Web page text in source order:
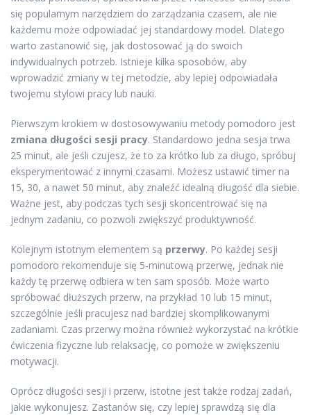
się popularnym narzędziem do zarządzania czasem, ale nie
każdemu może odpowiadać jej standardowy model. Dlatego
warto zastanowić się, jak dostosować ją do swoich
indywidualnych potrzeb. Istnieje kilka sposobów, aby
wprowadzić zmiany w tej metodzie, aby lepiej odpowiadała
twojemu stylowi pracy lub nauki.
Pierwszym krokiem w dostosowywaniu metody pomodoro jest
zmiana długości sesji pracy. Standardowo jedna sesja trwa
25 minut, ale jeśli czujesz, że to za krótko lub za długo, spróbuj
eksperymentować z innymi czasami. Możesz ustawić timer na
15, 30, a nawet 50 minut, aby znaleźć idealną długość dla siebie.
Ważne jest, aby podczas tych sesji skoncentrować się na
jednym zadaniu, co pozwoli zwiększyć produktywność.
Kolejnym istotnym elementem są przerwy. Po każdej sesji
pomodoro rekomenduje się 5-minutową przerwę, jednak nie
każdy tę przerwę odbiera w ten sam sposób. Może warto
spróbować dłuższych przerw, na przykład 10 lub 15 minut,
szczególnie jeśli pracujesz nad bardziej skomplikowanymi
zadaniami. Czas przerwy można również wykorzystać na krótkie
ćwiczenia fizyczne lub relaksację, co pomoże w zwiększeniu
motywacji.
Oprócz długości sesji i przerw, istotne jest także rodzaj zadań,
jakie wykonujesz. Zastanów się, czy lepiej sprawdzą się dla